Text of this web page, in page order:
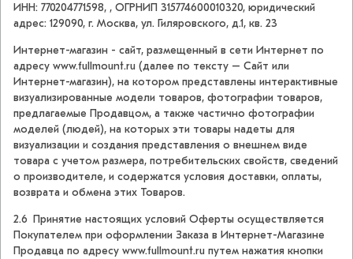
ИНН: 770204771598, , ОГРНИП 315774600010320, юридический
адрес: 129090, г. Москва, ул. Гиляровского, д.1, кв. 23
Интернет-магазин - сайт, размещенный в сети Интернет по
адресу www.fullmount.ru (далее по тексту – Сайт или
Интернет-магазин), на котором представлены интерактивные
визуализированные модели товаров, фотографии товаров,
предлагаемые Продавцом, а также частично фотографии
моделей (людей), на которых эти товары надеты для
визуализации и создания представления о внешнем виде
товара с учетом размера, потребительских свойств, сведений
о производителе, и содержатся условия доставки, оплаты,
возврата и обмена этих Товаров.
2.6 Принятие настоящих условий Оферты осуществляется
Покупателем при оформлении Заказа в Интернет-Магазине
Продавца по адресу www.fullmount.ru путем нажатия кнопки